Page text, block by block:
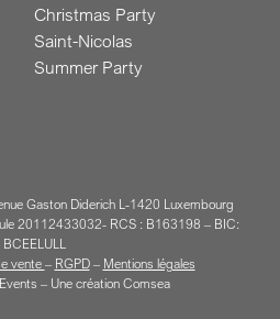
Christmas Party
Saint-Nicolas
Summer Party
Gaston Diderich L-1420 Luxembourg
20112433032- RCS : B163198 – BIC:
BCEELULL
vente– RGPD – Mentions légales
– Une création Comsea